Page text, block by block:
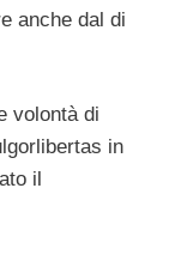
anche dal di
volontà di
in
il